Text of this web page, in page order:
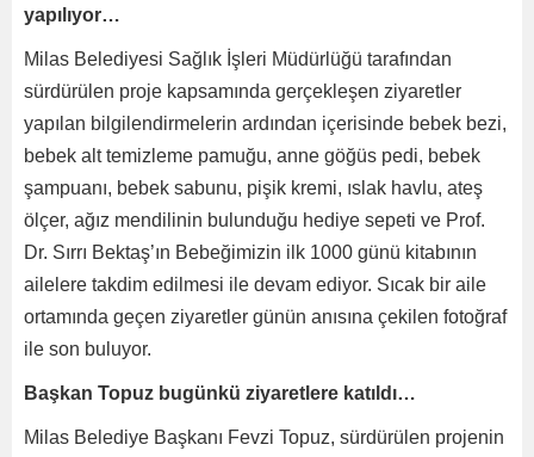
yapılıyor…
Milas Belediyesi Sağlık İşleri Müdürlüğü tarafından
sürdürülen proje kapsamında gerçekleşen ziyaretler
yapılan bilgilendirmelerin ardından içerisinde bebek bezi,
bebek alt temizleme pamuğu, anne göğüs pedi, bebek
şampuanı, bebek sabunu, pişik kremi, ıslak havlu, ateş
ölçer, ağız mendilinin bulunduğu hediye sepeti ve Prof.
Dr. Sırrı Bektaş’ın Bebeğimizin ilk 1000 günü kitabının
ailelere takdim edilmesi ile devam ediyor. Sıcak bir aile
ortamında geçen ziyaretler günün anısına çekilen fotoğraf
ile son buluyor.
Başkan Topuz bugünkü ziyaretlere katıldı…
Milas Belediye Başkanı Fevzi Topuz, sürdürülen projenin